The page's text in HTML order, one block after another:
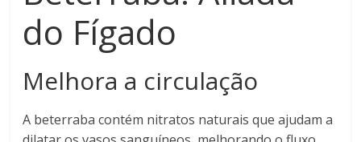
do Fígado
Melhora a circulação
A beterraba contém nitratos naturais que ajudam a